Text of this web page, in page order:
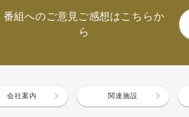
番組へのご意見ご感想はこちらか
ら
会社案内 関連施設